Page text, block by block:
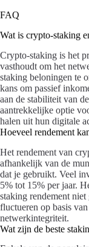
FAQ
Wat is crypto-staking
Crypto-staking is het
vasthoudt om het
staking beloningen te
kans om passief
aan de stabiliteit van
aantrekkelijke optie
halen uit hun digitale
Hoeveel rendement
Het rendement van
afhankelijk van de
dat je gebruikt. Veel
5% tot 15% per jaar.
staking rendement niet
fluctueren op basis
netwerkintegriteit.
Wat zijn de beste